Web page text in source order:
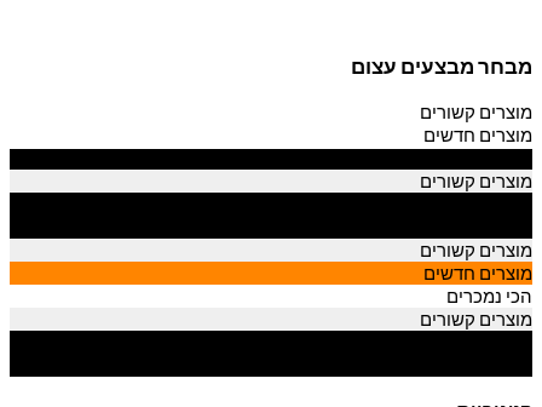
מבחר מבצעים עצום
מוצרים קשורים
מוצרים חדשים
מוצרים קשורים
מוצרים קשורים
מוצרים חדשים
הכי נמכרים
מוצרים קשורים